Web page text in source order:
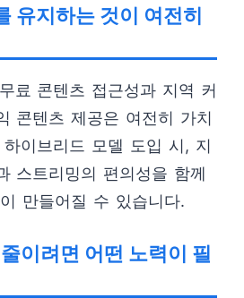
유지하는 것이 여전히
료 콘텐츠 접근성과 지역 커
콘텐츠 제공은 여전히 가치
이브리드 모델 도입 시, 지
스트리밍의 편의성을 함께
만들어질 수 있습니다.
이려면 어떤 노력이 필